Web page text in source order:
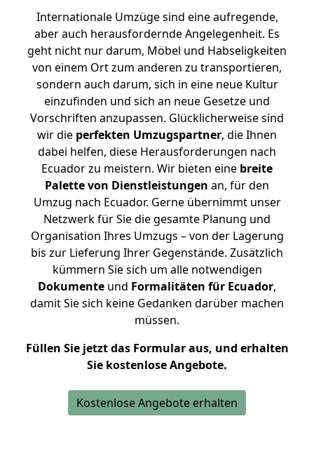
Internationale Umzüge sind eine aufregende,
aber auch herausfordernde Angelegenheit. Es
geht nicht nur darum, Möbel und Habseligkeiten
von einem Ort zum anderen zu transportieren,
sondern auch darum, sich in eine neue Kultur
einzufinden und sich an neue Gesetze und
Vorschriften anzupassen. Glücklicherweise sind
wir die perfekten Umzugspartner, die Ihnen
dabei helfen, diese Herausforderungen nach
Ecuador zu meistern. Wir bieten eine breite
Palette von Dienstleistungen an, für den
Umzug nach Ecuador. Gerne übernimmt unser
Netzwerk für Sie die gesamte Planung und
Organisation Ihres Umzugs – von der Lagerung
bis zur Lieferung Ihrer Gegenstände. Zusätzlich
kümmern Sie sich um alle notwendigen
Dokumente und Formalitäten für Ecuador,
damit Sie sich keine Gedanken darüber machen
müssen.
Füllen Sie jetzt das Formular aus, und erhalten
Sie kostenlose Angebote.
Kostenlose Angebote erhalten